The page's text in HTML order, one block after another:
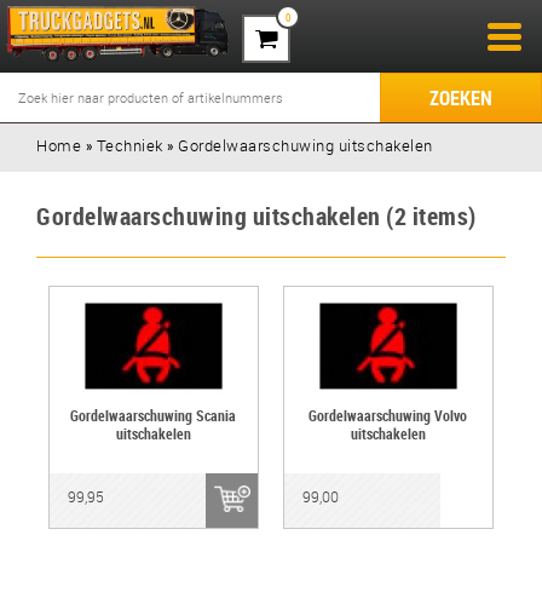
0
ZOEKEN
Home » Techniek » Gordelwaarschuwing uitschakelen
Gordelwaarschuwing uitschakelen (2 items)
Gordelwaarschuwing Scania
uitschakelen
99,95
Gordelwaarschuwing Volvo
uitschakelen
99,00